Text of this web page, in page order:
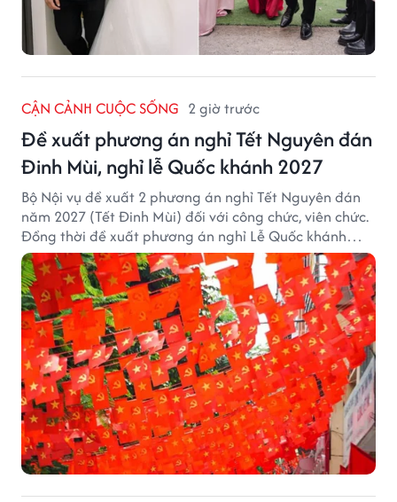
CẬN CẢNH CUỘC SỐNG 2 giờ trước
Đề xuất phương án nghỉ Tết Nguyên đán
Đinh Mùi, nghỉ lễ Quốc khánh 2027
Bộ Nội vụ đề xuất 2 phương án nghỉ Tết Nguyên đán
năm 2027 (Tết Đinh Mùi) đối với công chức, viên chức.
Đồng thời đề xuất phương án nghỉ Lễ Quốc khánh
năm 2027 với 4 ngày nghỉ liên tục.